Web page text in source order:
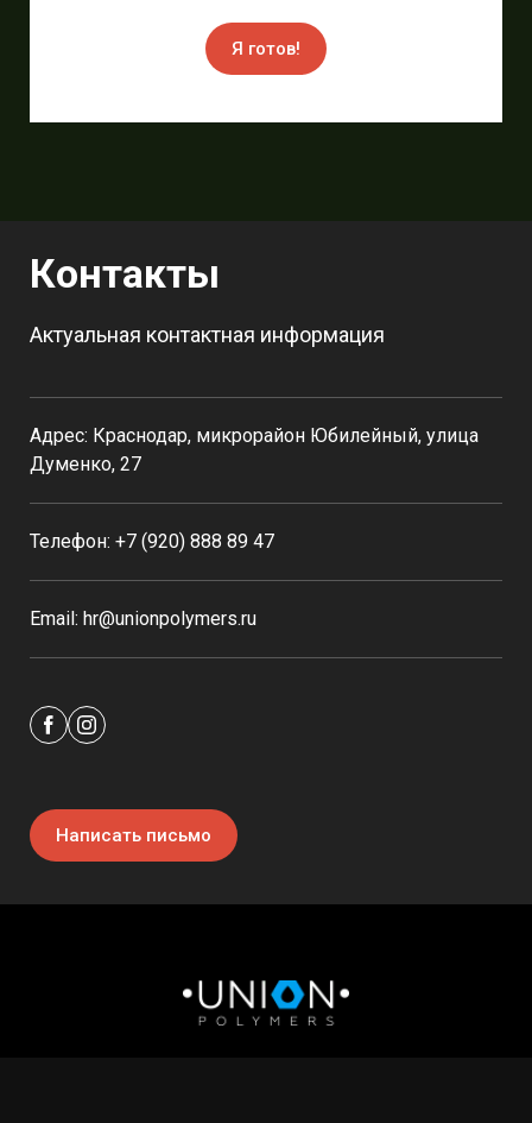
Я готов!
Контакты
Актуальная контактная информация
Адрес: Краснодар, микрорайон Юбилейный, улица
Думенко, 27
Телефон: +7 (920) 888 89 47
Email: hr@unionpolymers.ru
Написать письмо